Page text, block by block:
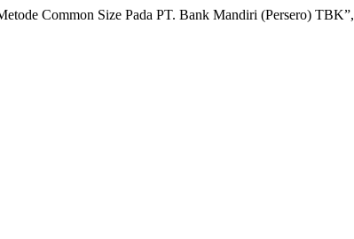
Common Size Pada PT. Bank Mandiri (Persero) TBK”,